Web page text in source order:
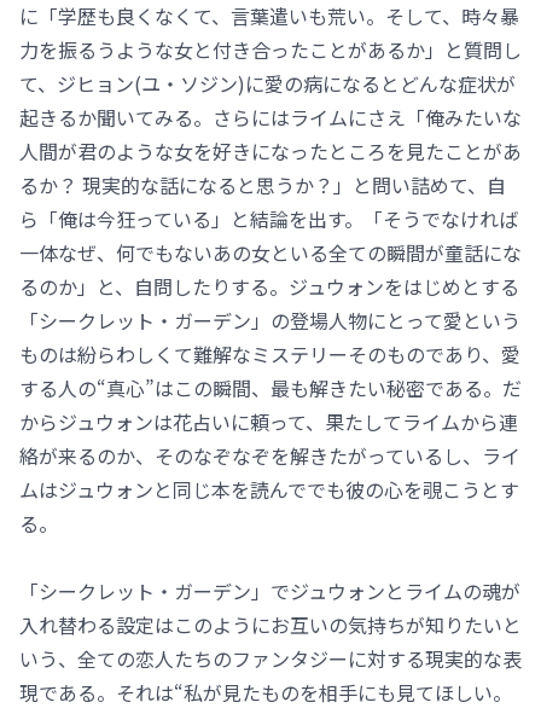
に「学歴も良くなくて、言葉遣いも荒い。そして、時々暴
力を振るうような女と付き合ったことがあるか」と質問し
て、ジヒョン(ユ・ソジン)に愛の病になるとどんな症状が
起きるか聞いてみる。さらにはライムにさえ「俺みたいな
人間が君のような女を好きになったところを見たことがあ
るか？ 現実的な話になると思うか？」と問い詰めて、自
ら「俺は今狂っている」と結論を出す。「そうでなければ
一体なぜ、何でもないあの女といる全ての瞬間が童話にな
るのか」と、自問したりする。ジュウォンをはじめとする
「シークレット・ガーデン」の登場人物にとって愛という
ものは紛らわしくて難解なミステリーそのものであり、愛
する人の“真心”はこの瞬間、最も解きたい秘密である。だ
からジュウォンは花占いに頼って、果たしてライムから連
絡が来るのか、そのなぞなぞを解きたがっているし、ライ
ムはジュウォンと同じ本を読んででも彼の心を覗こうとす
る。
「シークレット・ガーデン」でジュウォンとライムの魂が
入れ替わる設定はこのようにお互いの気持ちが知りたいと
いう、全ての恋人たちのファンタジーに対する現実的な表
現である。それは“私が見たものを相手にも見てほしい。